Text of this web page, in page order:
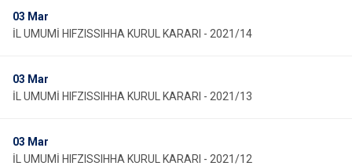
03 Mar
İL UMUMİ HIFZISSIHHA KURUL KARARI - 2021/14
03 Mar
İL UMUMİ HIFZISSIHHA KURUL KARARI - 2021/13
03 Mar
İL UMUMİ HIFZISSIHHA KURUL KARARI - 2021/12